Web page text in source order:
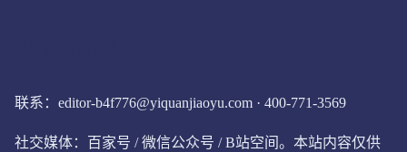
联系：editor-b4f776@yiquanjiaoyu.com · 400-771-3569
社交媒体：百家号 / 微信公众号 / B站空间。本站内容仅供